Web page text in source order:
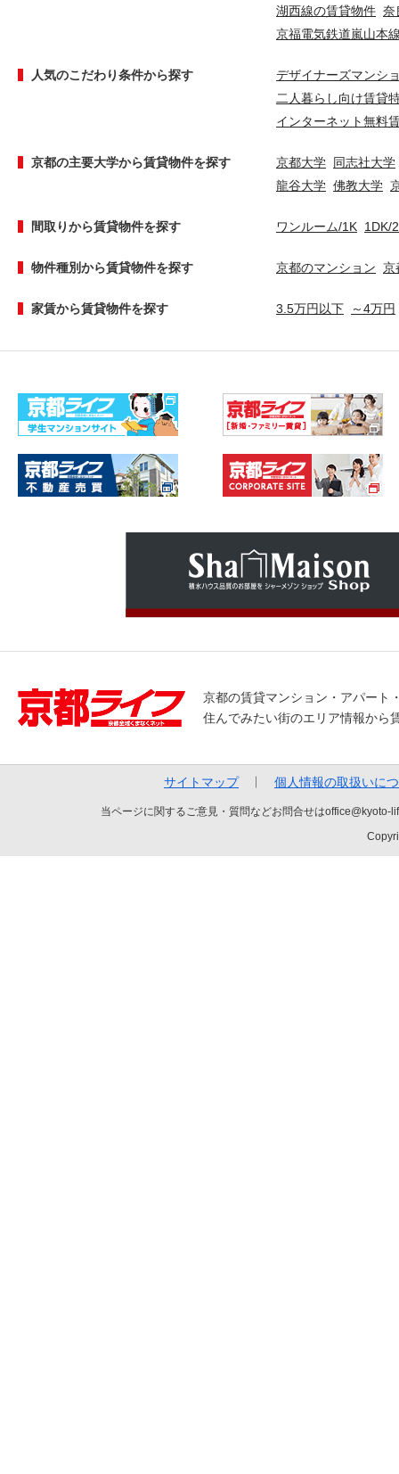
湖西線の賃貸物件 奈
京福電気鉄道嵐山本
人気のこだわり条件から探す
デザイナーズマンシ
二人暮らし向け賃貸
インターネット無料
京都の主要大学から賃貸物件を探す 京都大学 同志社大学
龍谷大学 佛教大学
間取りから賃貸物件を探す ワンルーム/1K 1DK/
物件種別から賃貸物件を探す 京都のマンション 京
家賃から賃貸物件を探す 3.5万円以下 ～4万円
京都の賃貸マンション・アパート
住んでみたい街のエリア情報から
サイトマップ 個人情報の取扱いに
当ページに関するご意見・質問などお問合せは